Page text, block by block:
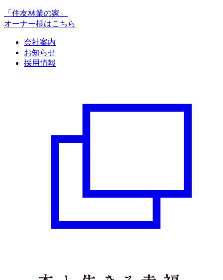
「住友林業の家」
オーナー様はこちら
会社案内
お知らせ
採用情報